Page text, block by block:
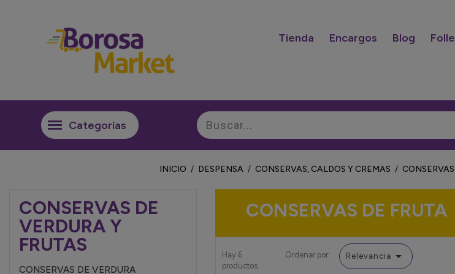
Tienda Encargos Blog
INICIO DESPENSA CONSERVAS, CALDOS Y CREMAS
CONSERVAS DE
VERDURA Y
FRUTAS
CONSERVAS DE VERDURA
CONSERVAS DE FRUTA
Hay 6
productos.
Ordenar por: Relevancia 